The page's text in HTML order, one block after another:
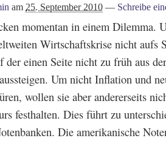
am 25. September 2010 — Schreibe
momentan in einem Dilemma.
Wirtschaftskrise nicht aufs
der einen Seite nicht zu früh aus
Um nicht Inflation und
wollen sie aber andererseits
festhalten. Dies führt zu
Die amerikanische